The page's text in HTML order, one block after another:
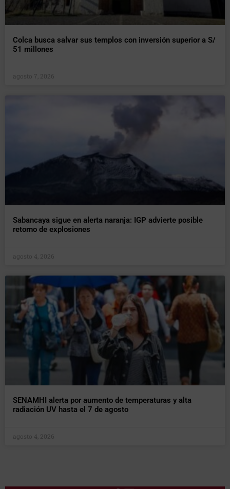
Colca busca salvar sus templos con inversión superior a S/
51 millones
agosto 7, 2026
Sabancaya sigue en alerta naranja: IGP advierte posible
retorno de explosiones
agosto 4, 2026
SENAMHI alerta por aumento de temperaturas y alta
radiación UV hasta el 7 de agosto
agosto 4, 2026